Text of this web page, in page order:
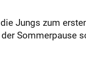
Jungs zum
Sommerpause